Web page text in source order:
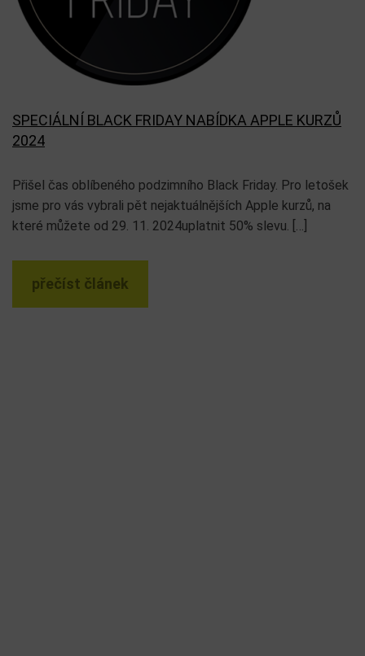
SPECIÁLNÍ BLACK FRIDAY NABÍDKA APPLE KURZŮ
2024
Přišel čas oblíbeného podzimního Black Friday. Pro letošek
jsme pro vás vybrali pět nejaktuálnějších Apple kurzů, na
které můžete od 29. 11. 2024uplatnit 50% slevu. […]
přečíst článek